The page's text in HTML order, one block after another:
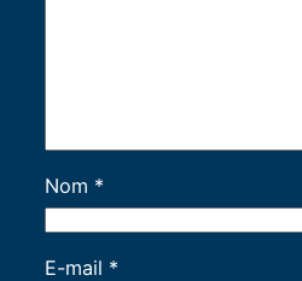
Nom *
E-mail *